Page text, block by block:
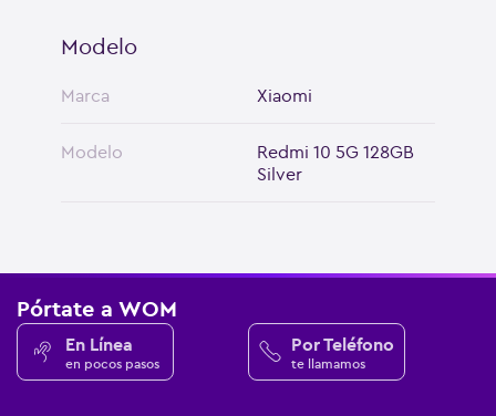
Modelo
Marca Xiaomi
Modelo
Redmi 10 5G 128GB
Silver
Pórtate a WOM
En Línea
en pocos pasos
Por Teléfono
te llamamos